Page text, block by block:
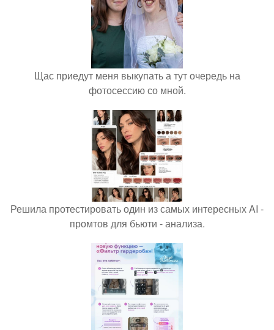
Щас приедут меня выкупать а тут очередь на
фотосессию со мной.
Решила протестировать один из самых интересных AI -
промтов для бьюти - анализа.